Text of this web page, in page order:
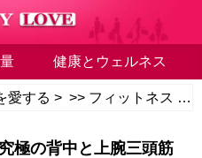
健康とウェルネス
愛する > >> フィットネス
極の背中と上腕三頭筋